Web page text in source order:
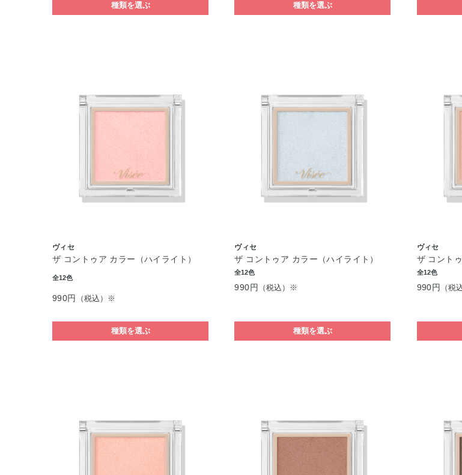
種類を選ぶ 種類を選ぶ
ヴィセ
ザ コントゥア カラー（ハイライト）
全12色
990円 （税込）※
種類を選ぶ
ヴィセ
ザ コントゥア カラー（ハイライト）
全12色
990円 （税込）※
種類を選ぶ
ヴィセ
ザ コント
全12色
990円 （税